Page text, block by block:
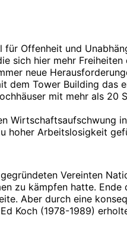
Offenheit und
sich hier mehr
neue
dem Tower Building das
mit mehr als 20
Wirtschaftsaufschwung
hoher Arbeitslosigkeit
Vereinten
zu kämpfen hatte. Ende
Aber durch eine
Koch (1978-1989)